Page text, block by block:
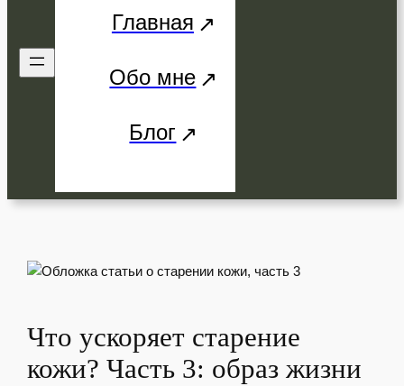
Главная
Обо мне
Блог
Что ускоряет старение
кожи? Часть 3: образ жизни